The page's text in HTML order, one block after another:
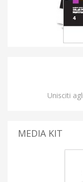
Unisciti
MEDIA KIT